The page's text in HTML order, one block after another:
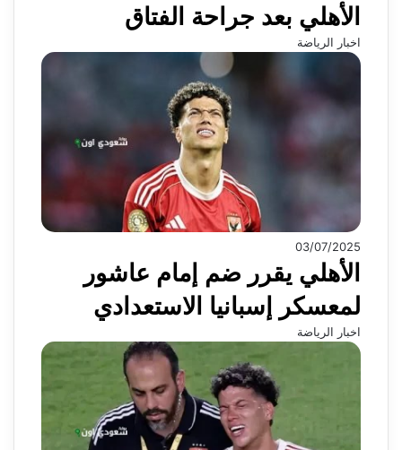
الأهلي بعد جراحة الفتاق
اخبار الرياضة
03/07/2025
الأهلي يقرر ضم إمام عاشور
لمعسكر إسبانيا الاستعدادي
اخبار الرياضة